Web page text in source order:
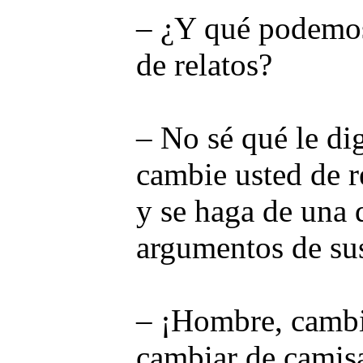
– ¿Y qué
de relatos?
– No sé qué le
cambie usted de
y se haga de una
argumentos de
– ¡Hombre,